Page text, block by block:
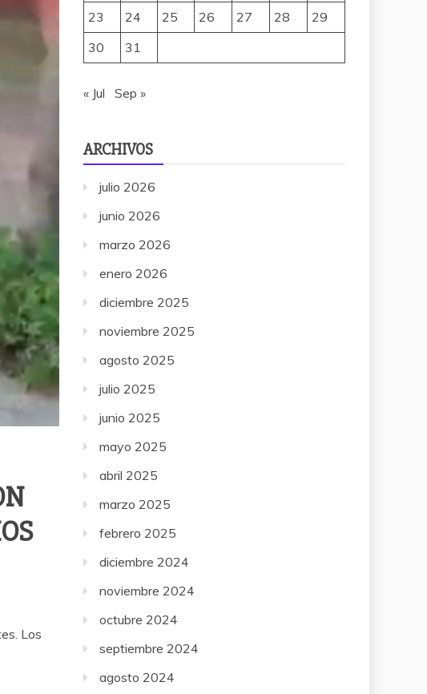
Los
23
24 25 26 27 28
29
30
31
« Jul Sep »
ARCHIVOS
julio 2026
junio 2026
marzo 2026
enero 2026
diciembre 2025
noviembre 2025
agosto 2025
julio 2025
junio 2025
mayo 2025
abril 2025
marzo 2025
febrero 2025
diciembre 2024
noviembre 2024
octubre 2024
septiembre 2024
agosto 2024